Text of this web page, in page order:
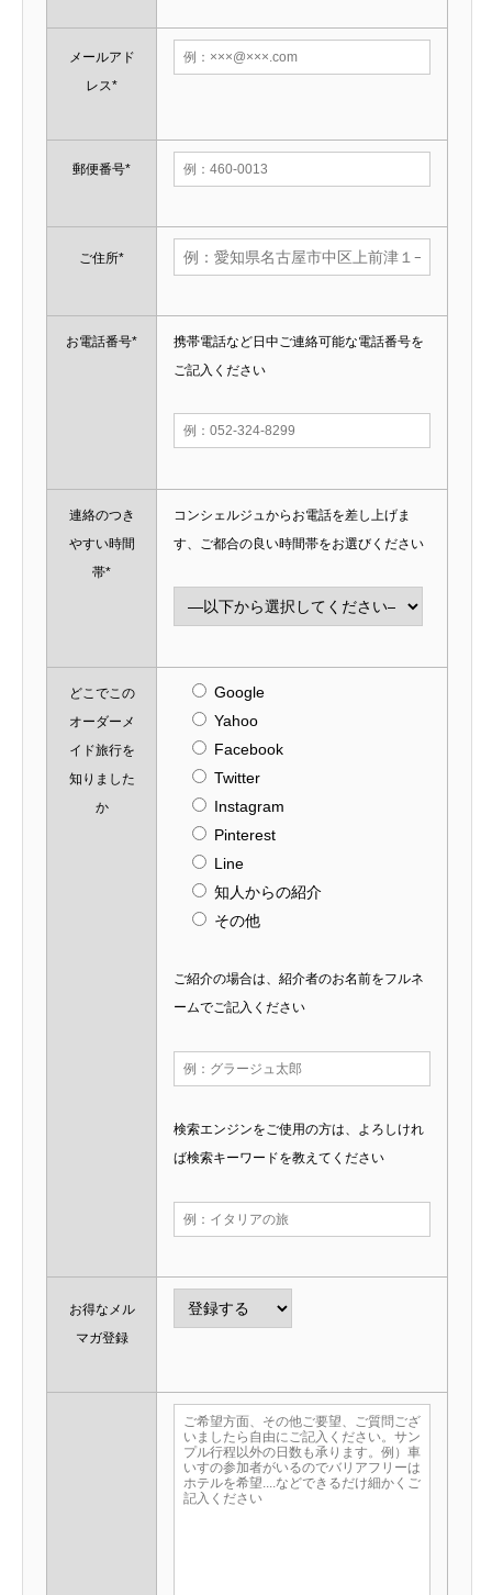
メールアド
レス*
郵便番号*
ご住所*
お電話番号*
携帯電話など日中ご連絡可能な電話番号を
ご記入ください
連絡のつき
やすい時間
帯*
コンシェルジュからお電話を差し上げま
す、ご都合の良い時間帯をお選びください
どこでこの
オーダーメ
イド旅行を
知りました
か
Google
Yahoo
Facebook
Twitter
Instagram
Pinterest
Line
知人からの紹介
その他
ご紹介の場合は、紹介者のお名前をフルネ
ームでご記入ください
検索エンジンをご使用の方は、よろしけれ
ば検索キーワードを教えてください
お得なメル
マガ登録